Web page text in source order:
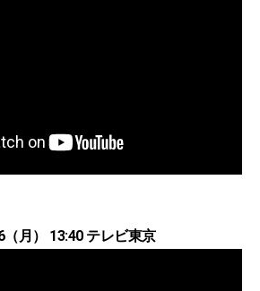
（月） 13:40 テレビ東京